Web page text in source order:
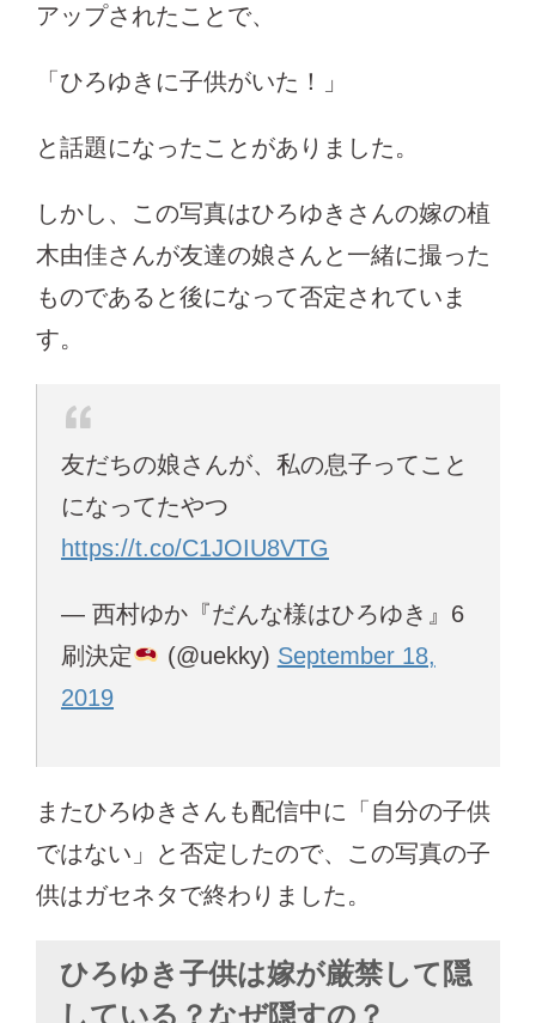
アップされたことで、
「ひろゆきに子供がいた！」
と話題になったことがありました。
しかし、この写真はひろゆきさんの嫁の植
木由佳さんが友達の娘さんと一緒に撮った
ものであると後になって否定されていま
す。
友だちの娘さんが、私の息子ってこと
になってたやつ
https://t.co/C1JOIU8VTG
— 西村ゆか『だんな様はひろゆき』6
刷決定
(@uekky) September 18,
2019
またひろゆきさんも配信中に「自分の子供
ではない」と否定したので、この写真の子
供はガセネタで終わりました。
ひろゆき子供は嫁が厳禁して隠
している？なぜ隠すの？